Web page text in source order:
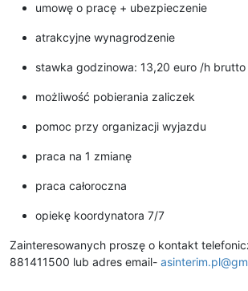
umowę o pracę + ubezpieczenie
atrakcyjne wynagrodzenie
stawka godzinowa: 13,20 euro /h brutto
możliwość pobierania zaliczek
pomoc przy organizacji wyjazdu
praca na 1 zmianę
praca całoroczna
opiekę koordynatora 7/7
Zainteresowanych proszę o kontakt
881411500 lub adres email-